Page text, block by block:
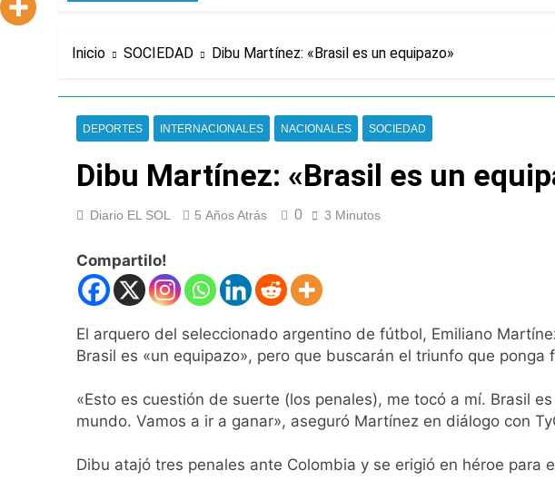
3 Horas Atrás
19 Horas Atrás
La Diócesis de Quilmes celebró la visita
Figuras de la cultura se sumaron a la
Nueva jornada negativa para los
Jorge Macri condenó los disturbios
1 Día Atrás
1 Día Atrás
El frío polar se instala en Buenos Aires:
Día de San Cayetano: por qué se
1 Día Atrás
El Senado aprobó la ley de propiedad
Inicio SOCIEDAD Dibu Martínez: «Brasil es un equipazo»
DEPORTES INTERNACIONALES NACIONALES SOCIEDAD
Dibu Martínez: «Brasil es un
Diario EL SOL 5 Años Atrás 0 3 Minutos
Compartilo!
El arquero del seleccionado argentino de fútbol, Emiliano
Brasil es «un equipazo», pero que buscarán el triunfo que ponga
«Esto es cuestión de suerte (los penales), me tocó a mí. Brasil
mundo. Vamos a ir a ganar», aseguró Martínez en diálogo con
Dibu atajó tres penales ante Colombia y se erigió en héroe